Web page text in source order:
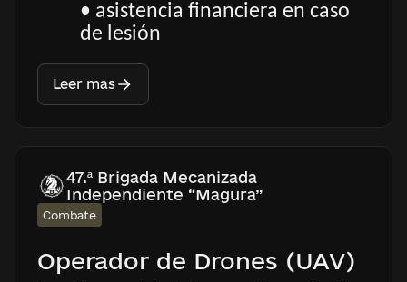
• asistencia financiera en caso
de lesión
Leer mas
47.ª Brigada Mecanizada
Independiente “Magura”
Combate
Operador de Drones (UAV)